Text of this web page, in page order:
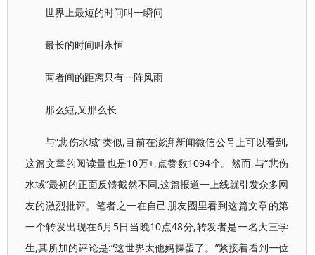
世界上最短的时间叫一瞬间
最长的时间叫永恒
两者间的距离只有一阵风雨
那么短,又那么长
与“悲伤水域”类似,目前在澎湃新闻微信公号上可以看到,
这篇文章的阅读量也是10万+,点赞数1094个。然而,与“悲伤
水域”最初的正面反馈截然不同,这篇报道一上线就引发众多网
友的激烈批评。笔者之一在自己朋友圈里看到这篇文章的第
一个转发出现在6月5日当晚10点48分,转发者是一名大三学
生,其所加的评论是:“这世界太他妈操蛋了。”紧接着看到一位